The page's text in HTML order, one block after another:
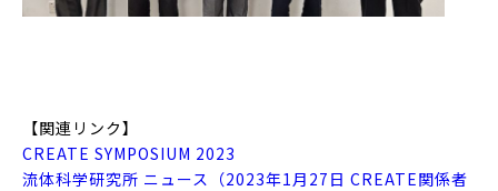
【関連リンク】
CREATE SYMPOSIUM 2023
流体科学研究所 ニュース（2023年1月27日 CREATE関係者